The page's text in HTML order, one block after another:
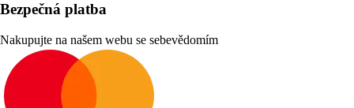
Bezpečná platba
Nakupujte na našem webu se sebevědomím